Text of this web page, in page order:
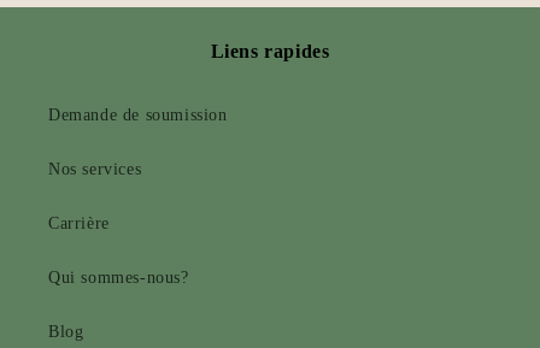
Liens rapides
Demande de soumission
Nos services
Carrière
Qui sommes-nous?
Blog